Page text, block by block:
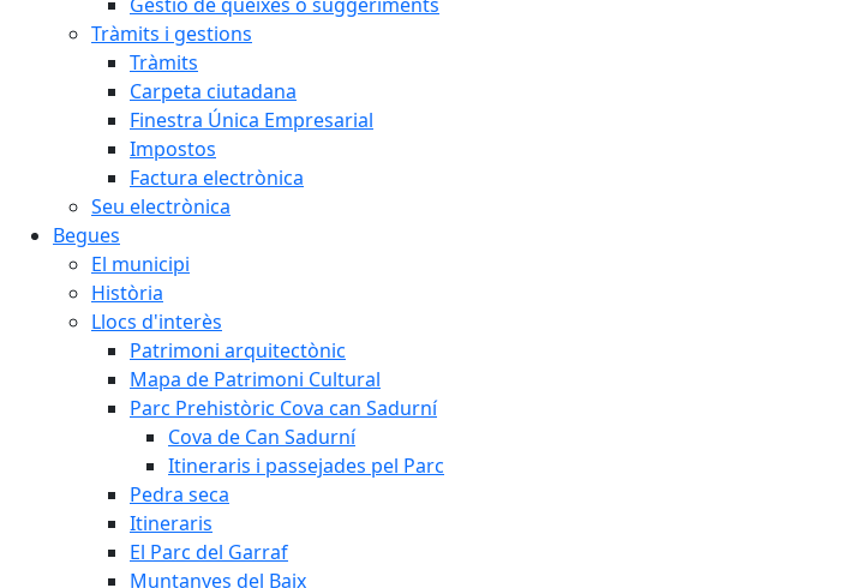
Tràmits i gestions
Tràmits
Carpeta ciutadana
Finestra Única Empresarial
Impostos
Factura electrònica
Seu electrònica
Begues
El municipi
Història
Llocs d'interès
Patrimoni arquitectònic
Mapa de Patrimoni Cultural
Parc Prehistòric Cova can Sadurní
Cova de Can Sadurní
Itineraris i passejades pel Parc
Pedra seca
Itineraris
El Parc del Garraf
Muntanyes del Baix